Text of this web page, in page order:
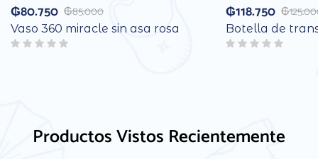
₲85.000
₲80.750
Vaso 360 miracle sin asa rosa
₲
₲118.750
Botella de
Productos Vistos Recientemente